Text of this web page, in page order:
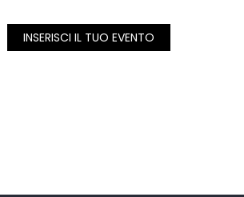
INSERISCI IL TUO EVENTO